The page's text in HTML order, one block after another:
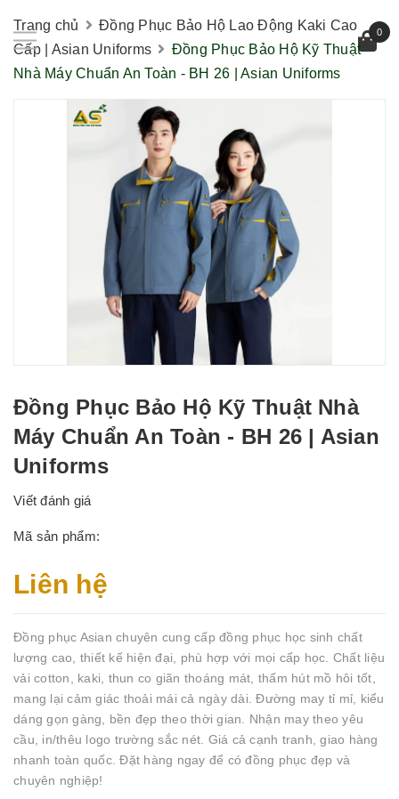
0
Trang chủ
Đồng Phục Bảo Hộ Lao Động Kaki Cao
Cấp | Asian Uniforms
Đồng Phục Bảo Hộ Kỹ Thuật
Nhà Máy Chuẩn An Toàn - BH 26 | Asian Uniforms
Đồng Phục Bảo Hộ Kỹ Thuật Nhà
Máy Chuẩn An Toàn - BH 26 | Asian
Uniforms
Viết đánh giá
Mã sản phẩm:
Liên hệ
Đồng phục Asian chuyên cung cấp đồng phục học sinh chất
lượng cao, thiết kế hiện đại, phù hợp với mọi cấp học. Chất liệu
vải cotton, kaki, thun co giãn thoáng mát, thấm hút mồ hôi tốt,
mang lại cảm giác thoải mái cả ngày dài. Đường may tỉ mỉ, kiểu
dáng gọn gàng, bền đẹp theo thời gian. Nhận may theo yêu
cầu, in/thêu logo trường sắc nét. Giá cả cạnh tranh, giao hàng
nhanh toàn quốc. Đặt hàng ngay để có đồng phục đẹp và
chuyên nghiệp!